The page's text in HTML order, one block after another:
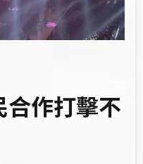
合作打擊不